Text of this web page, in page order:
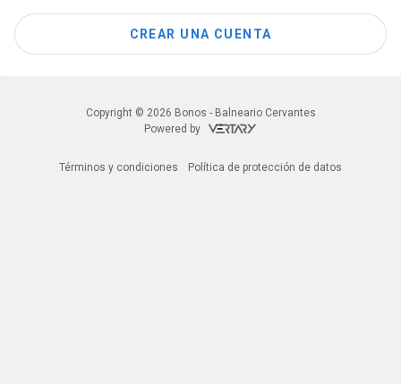
CREAR UNA CUENTA
Copyright © 2026 Bonos - Balneario Cervantes
Powered by
Términos y condiciones Política de protección de datos